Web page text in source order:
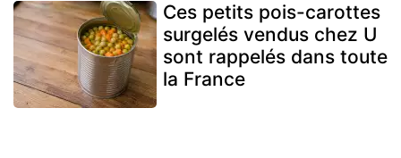
Ces petits pois-carottes
surgelés vendus chez U
sont rappelés dans toute
la France